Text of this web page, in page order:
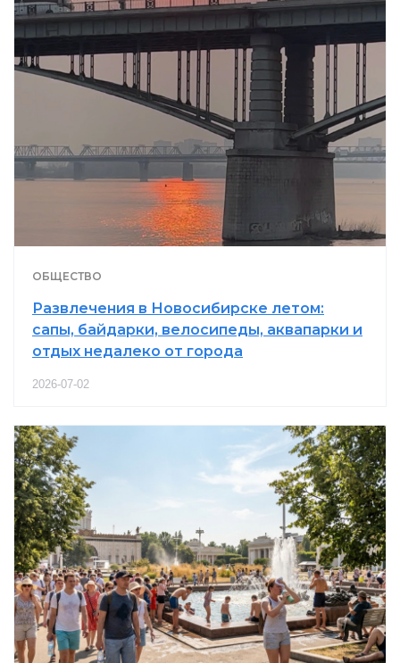
ОБЩЕСТВО
Развлечения в Новосибирске летом:
сапы, байдарки, велосипеды, аквапарки и
отдых недалеко от города
2026-07-02